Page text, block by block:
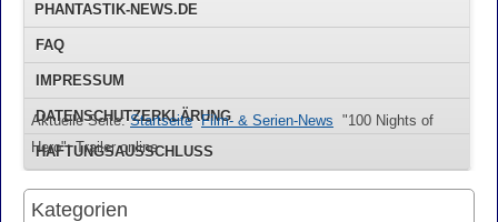
PHANTASTIK-NEWS.DE
FAQ
IMPRESSUM
DATENSCHUTZERKLÄRUNG
HAFTUNGSAUSSCHLUSS
Aktuelle Seite:Startseite Film- & Serien-News "100 Nights of
Hero": Trailer online
Kategorien